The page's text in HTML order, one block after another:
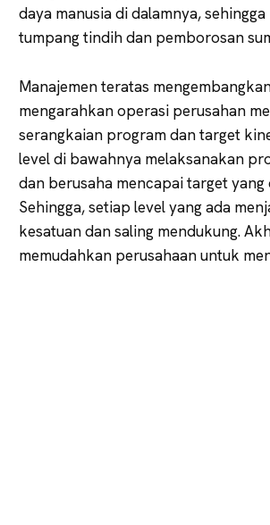
daya manusia di dalamnya,
tumpang tindih dan pemborosan
Manajemen teratas
mengarahkan operasi perusahan
serangkaian program dan target
level di bawahnya melaksanakan
dan berusaha mencapai target
Sehingga, setiap level yang ada
kesatuan dan saling mendukung.
memudahkan perusahaan untuk